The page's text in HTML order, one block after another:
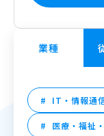
業種
IT・情報通
医療・福祉